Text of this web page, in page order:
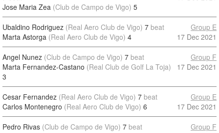
Jose Maria Zea (Club de Campo de Vigo) 5
Ubaldino Rodriguez (Real Aero Club de Vigo) 7 beat
Marta Astorga (Real Aero Club de Vigo) 4
Group E
17 Dec 2021
Angel Nunez (Club de Campo de Vigo) 7 beat
Marta Fernandez-Castano (Real Club de Golf La Toja)
3
Group F
17 Dec 2021
Cesar Fernandez (Real Aero Club de Vigo) 7 beat
Carlos Montenegro (Real Aero Club de Vigo) 6
Group E
17 Dec 2021
Pedro Rivas (Club de Campo de Vigo) 7 beat
Group F